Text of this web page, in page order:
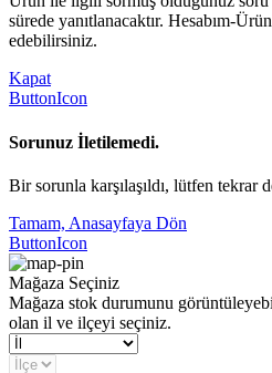
sürede yanıtlanacaktır. Hesabım-
edebilirsiniz.
Kapat
ButtonIcon
Sorunuz İletilemedi.
Bir sorunla karşılaşıldı, lütfen tekrar
Tamam, Anasayfaya Dön
ButtonIcon
Mağaza Seçiniz
Mağaza stok durumunu
olan il ve ilçeyi seçiniz.